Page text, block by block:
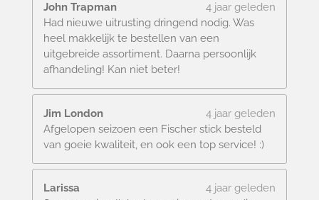
John Trapman
4 jaar geleden
Had nieuwe uitrusting dringend nodig. Was
heel makkelijk te bestellen van een
uitgebreide assortiment. Daarna persoonlijk
afhandeling! Kan niet beter!
Jim London
4 jaar geleden
Afgelopen seizoen een Fischer stick besteld
van goeie kwaliteit, en ook een top service! :)
Larissa
4 jaar geleden